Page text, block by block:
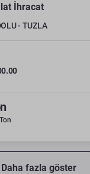
İhracat
- TUZLA
Daha fazla göster